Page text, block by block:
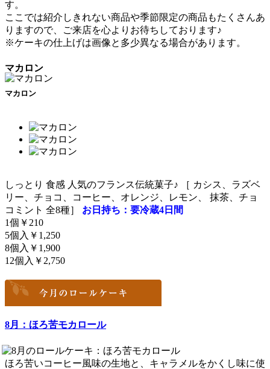
す。
ここでは紹介しきれない商品や季節限定の商品もたくさんあ
りますので、ご来店を心よりお待ちしております♪
※ケーキの仕上げは画像と多少異なる場合があります。
マカロン
マカロン
しっとり 食感 人気のフランス伝統菓子♪ ［ カシス、ラズベ
リー、チョコ、コーヒー、オレンジ、レモン、 抹茶、チョ
コミント 全8種］ お日持ち：要冷蔵4日間
1個￥210
5個入￥1,250
8個入￥1,900
12個入￥2,750
8月：ほろ苦モカロール
ほろ苦いコーヒー風味の生地と、キャラメルをかくし味に使